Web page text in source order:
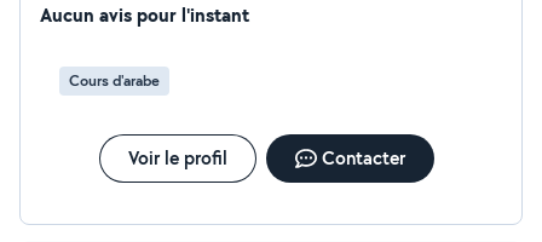
occasionnel et périscolaire - apéritifs salés et sucrés
Aucun avis pour l'instant
Cours d'arabe
Voir le profil Contacter